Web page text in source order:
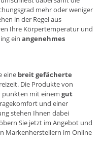
mehr oder weniger
in der Regel aus
Ihre Körpertemperatur und
ein angenehmes
eine breit gefächerte
Die Produkte von
punkten mit einem gut
und einer
stehen Ihnen dabei
Sie jetzt im Angebot und
Markenherstellern im Online